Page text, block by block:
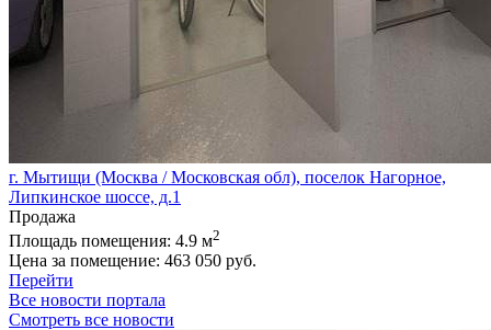
г. Мытищи (Москва / Московская обл), поселок Нагорное,
Липкинское шоссе, д.1
Продажа
Площадь помещения: 4.9 м2
Цена за помещение: 463 050 руб.
Перейти
Все новости портала
Смотреть все новости